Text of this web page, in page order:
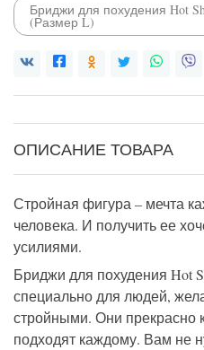
Бриджи для похудения Hot
(Размер L)
ОПИСАНИЕ ТОВАРА
Стройная фигура– мечта
человека. И получитьее
усилиями.
Бриджи для похудения Hot
специальнодля людей,
стройными. Они прекрасно
подходят каждому. Вам не